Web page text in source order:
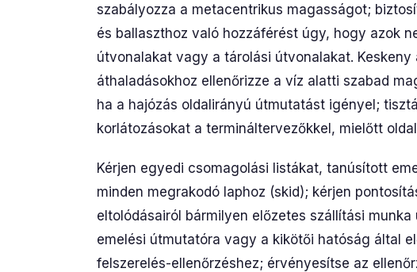
szabályozza a metacentrikus magasságot;
és ballaszthoz való hozzáférést úgy, hogy azok
útvonalakat vagy a tárolási útvonalakat.
áthaladásokhoz ellenőrizze a víz alatti szabad
ha a hajózás oldalirányú útmutatást igényel;
korlátozásokat a termináltervezőkkel, mielőtt
Kérjen egyedi csomagolási listákat, tanúsított
minden megrakodó laphoz (skid); kérjen
eltolódásairól bármilyen előzetes szállítási
emelési útmutatóra vagy a kikötői hatóság által
felszerelés-ellenőrzéshez; érvényesítse az